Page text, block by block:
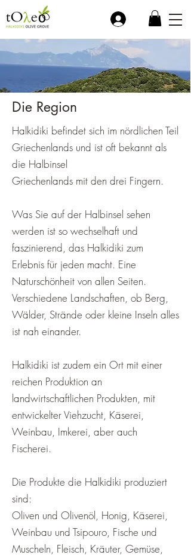
.
Die Region
Halkidiki befindet sich im nördlichen Teil
Griechenlands und ist oft bekannt als
die Halbinsel
Griechenlands mit den drei Fingern.
Was Sie auf der Halbinsel sehen
werden ist so wechselhaft und
faszinierend, das Halkidiki zum
Erlebnis für jeden macht. Eine
Naturschönheit von allen Seiten.
Verschiedene Landschaften, ob Berg,
Wälder, Strände oder kleine Inseln alles
ist nah einander.
Halkidiki ist zudem ein Ort mit einer
reichen Produktion an
landwirtschaftlichen Produkten, mit
entwickelter Viehzucht, Käserei,
Weinbau, Imkerei, aber auch
Fischerei.
Die Produkte die Halkidiki produziert
sind:
Oliven und Olivenöl, Honig, Käserei,
Weinbau und Tsipouro, Fische und
Muscheln, Fleisch, Kräuter, Gemüse,